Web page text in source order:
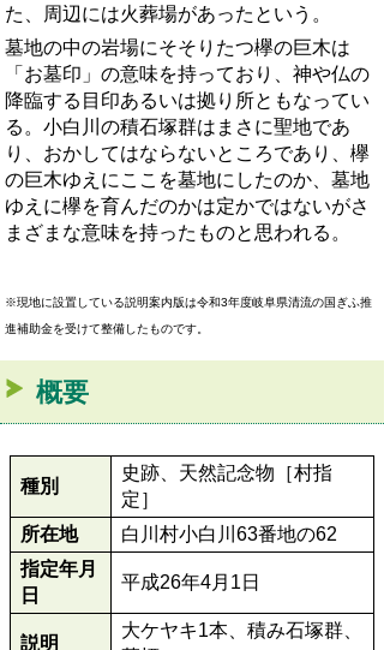
た、周辺には火葬場があったという。
墓地の中の岩場にそそりたつ欅の巨木は
「お墓印」の意味を持っており、神や仏の
降臨する目印あるいは拠り所ともなってい
る。小白川の積石塚群はまさに聖地であ
り、おかしてはならないところであり、欅
の巨木ゆえにここを墓地にしたのか、墓地
ゆえに欅を育んだのかは定かではないがさ
まざまな意味を持ったものと思われる。
※現地に設置している説明案内版は令和3年度岐阜県清流の国ぎふ推
進補助金を受けて整備したものです。
概要
種別
史跡、天然記念物［村指
定］
所在地
白川村小白川63番地の62
指定年月
日
平成26年4月1日
説明
大ケヤキ1本、積み石塚群、